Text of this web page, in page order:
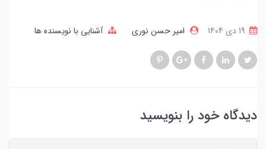
امیر حسن نوری آشنایی با نویسنده ها
دیدگاه خود را بنویسید